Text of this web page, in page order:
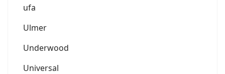
ufa
Ulmer
Underwood
Universal